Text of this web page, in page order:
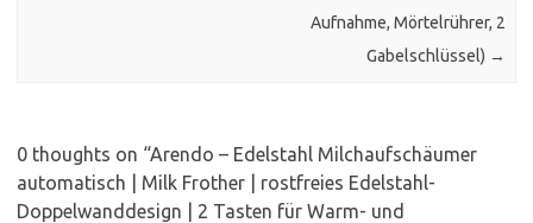
Aufnahme, Mörtelrührer, 2
Gabelschlüssel) →
0 thoughts on “Arendo – Edelstahl Milchaufschäumer
automatisch | Milk Frother | rostfreies Edelstahl-
Doppelwanddesign | 2 Tasten für Warm- und